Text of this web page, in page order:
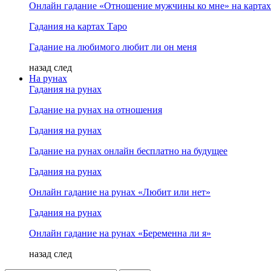
Онлайн гадание «Отношение мужчины ко мне» на
Гадания на картах Таро
Гадание на любимого любит ли он меня
назад след
На рунах
Гадания на рунах
Гадание на рунах на отношения
Гадания на рунах
Гадание на рунах онлайн бесплатно на будущее
Гадания на рунах
Онлайн гадание на рунах «Любит или нет»
Гадания на рунах
Онлайн гадание на рунах «Беременна ли я»
назад след